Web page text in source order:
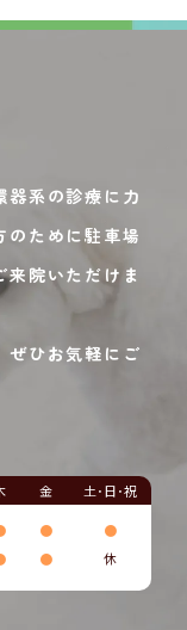
器系の診療に力
のために駐車場
院いただけま
ぜひお気軽にご
金 土･日･祝
● ●
● 休